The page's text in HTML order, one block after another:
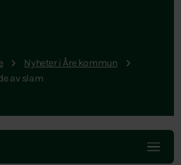
Nyheter i Åre kommun
av slam